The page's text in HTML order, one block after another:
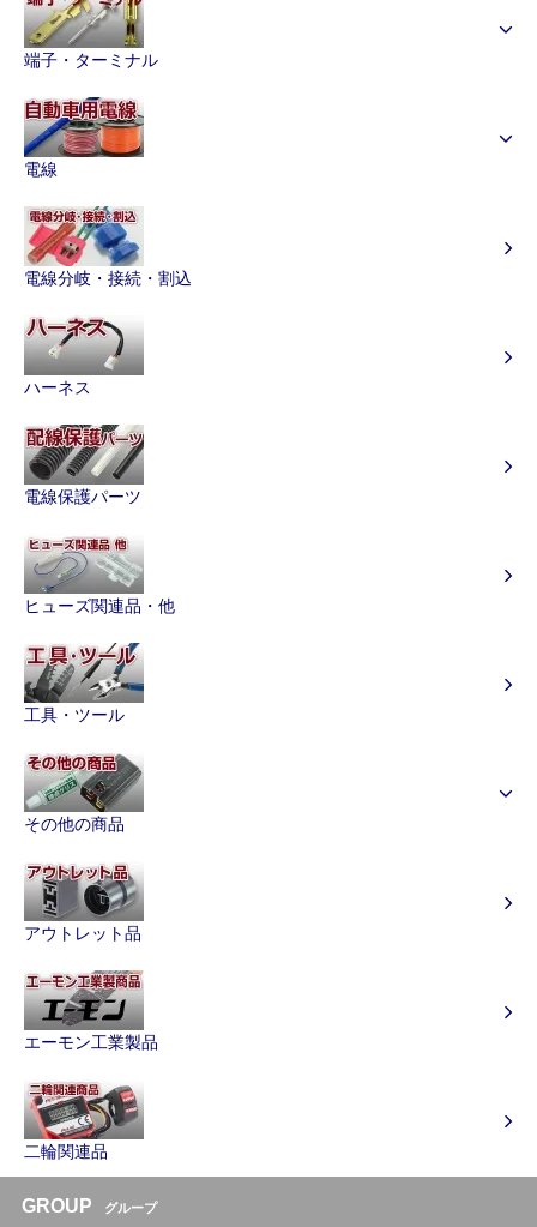
端子・ターミナル
電線
電線分岐・接続・割込
ハーネス
電線保護パーツ
ヒューズ関連品・他
工具・ツール
その他の商品
アウトレット品
エーモン工業製品
二輪関連品
GROUP グループ